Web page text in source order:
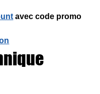
avec code promo